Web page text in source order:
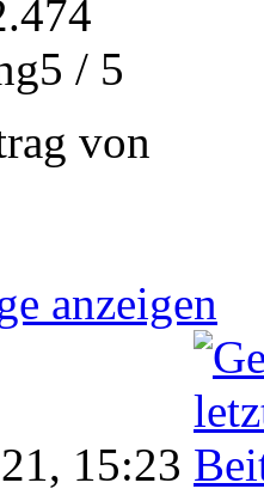
/ 5
von
anzeigen
15:23